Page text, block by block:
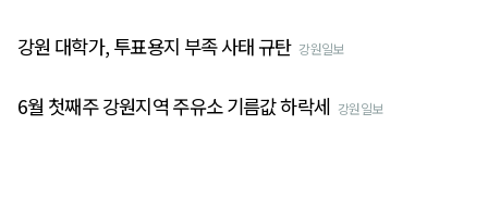
강원 대학가, 투표용지 부족 사태 규탄 강원일보
6월 첫째주 강원지역 주유소 기름값 하락세 강원일보